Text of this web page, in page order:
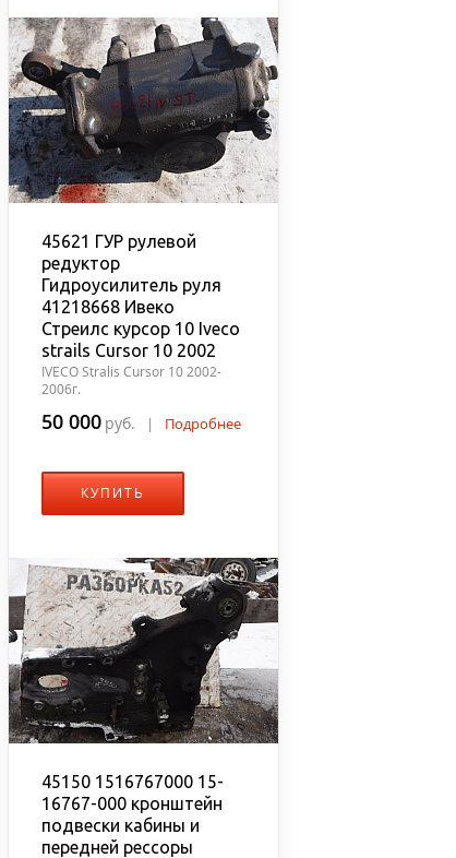
45621 ГУР рулевой
редуктор
Гидроусилитель руля
41218668 Ивеко
Стреилс курсор 10 Iveco
strails Cursor 10 2002
IVECO Stralis Cursor 10 2002-
2006г.
50 000 руб. | Подробнее
КУПИТЬ
45150 1516767000 15-
16767-000 кронштейн
подвески кабины и
передней рессоры